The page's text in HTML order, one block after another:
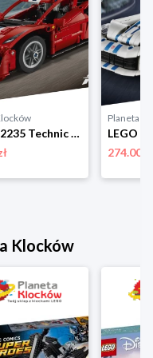
LEGO 42235 Technic Samochód Ferrari 488 Pista Lego
Planeta
274.00 zł
Klocków